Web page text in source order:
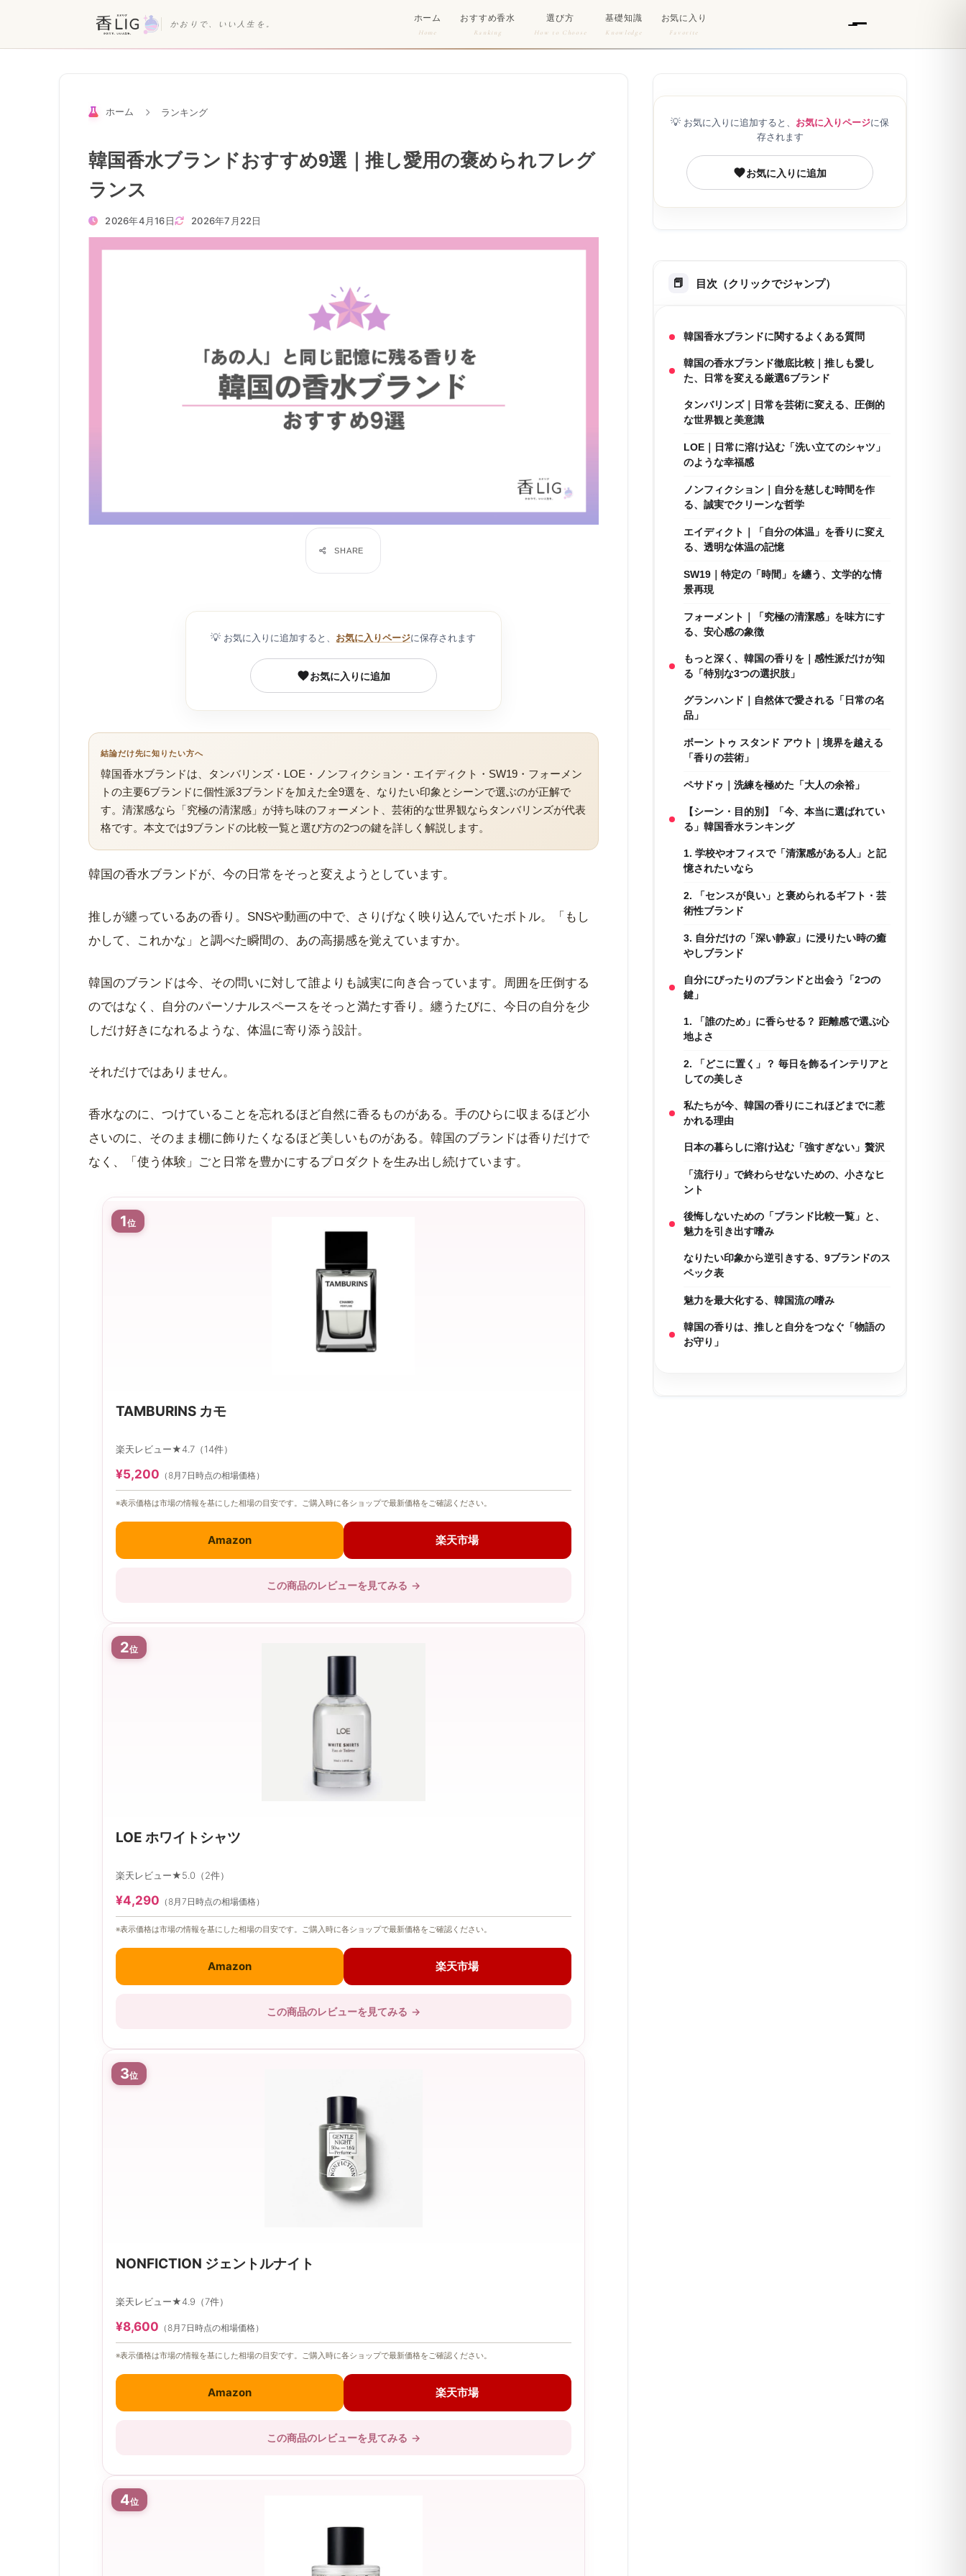
かおりで、いい人生を。
ホーム
Home
おすすめ香水
Ranking
選び方
How to Choose
基礎知識
Knowledge
お気に入り
Favorite
ホーム ランキング
韓国香水ブランドおすすめ9選｜推し愛用の褒められフレグ
ランス
2026年4月16日 2026年7月22日
💡 お気に入りに追加すると、 お気に入りページに保存されます
お気に入りに追加
結論だけ先に知りたい方へ
韓国香水ブランドは、タンバリンズ・LOE・ノンフィクション・エイディクト・SW19・フォーメン
トの主要6ブランドに個性派3ブランドを加えた全9選を、なりたい印象とシーンで選ぶのが正解で
す。清潔感なら「究極の清潔感」が持ち味のフォーメント、芸術的な世界観ならタンバリンズが代表
格です。本文では9ブランドの比較一覧と選び方の2つの鍵を詳しく解説します。
韓国の香水ブランドが、今の日常をそっと変えようとしています。
推しが纏っているあの香り。SNSや動画の中で、さりげなく映り込んでいたボトル。「もし
かして、これかな」と調べた瞬間の、あの高揚感を覚えていますか。
韓国のブランドは今、その問いに対して誰よりも誠実に向き合っています。周囲を圧倒する
のではなく、自分のパーソナルスペースをそっと満たす香り。纏うたびに、今日の自分を少
しだけ好きになれるような、体温に寄り添う設計。
それだけではありません。
香水なのに、つけていることを忘れるほど自然に香るものがある。手のひらに収まるほど小
さいのに、そのまま棚に飾りたくなるほど美しいものがある。韓国のブランドは香りだけで
なく、「使う体験」ごと日常を豊かにするプロダクトを生み出し続けています。
1位
TAMBURINS カモ
楽天レビュー★4.7（14件）
¥5,200 （8月7日時点の相場価格）
※表示価格は市場の情報を基にした相場の目安です。ご購入時に各ショップで最新価格をご確認ください。
Amazon 楽天市場
この商品のレビューを見てみる →
2位
LOE ホワイトシャツ
楽天レビュー★5.0（2件）
¥4,290 （8月7日時点の相場価格）
※表示価格は市場の情報を基にした相場の目安です。ご購入時に各ショップで最新価格をご確認ください。
Amazon 楽天市場
この商品のレビューを見てみる →
3位
NONFICTION ジェントルナイト
楽天レビュー★4.9（7件）
¥8,600 （8月7日時点の相場価格）
※表示価格は市場の情報を基にした相場の目安です。ご購入時に各ショップで最新価格をご確認ください。
Amazon 楽天市場
この商品のレビューを見てみる →
4位
💡 お気に入りに追加すると、 お気に入りページに保
存されます
お気に入りに追加
目次（クリックでジャンプ）
韓国香水ブランドに関するよくある質問
韓国の香水ブランド徹底比較｜推しも愛し
た、日常を変える厳選6ブランド
タンバリンズ｜日常を芸術に変える、圧倒的
な世界観と美意識
LOE｜日常に溶け込む「洗い立てのシャツ」
のような幸福感
ノンフィクション｜自分を慈しむ時間を作
る、誠実でクリーンな哲学
エイディクト｜「自分の体温」を香りに変え
る、透明な体温の記憶
SW19｜特定の「時間」を纏う、文学的な情
景再現
フォーメント｜「究極の清潔感」を味方にす
る、安心感の象徴
もっと深く、韓国の香りを｜感性派だけが知
る「特別な3つの選択肢」
グランハンド｜自然体で愛される「日常の名
品」
ボーン トゥ スタンド アウト｜境界を越える
「香りの芸術」
ペサドゥ｜洗練を極めた「大人の余裕」
【シーン・目的別】「今、本当に選ばれてい
る」韓国香水ランキング
1. 学校やオフィスで「清潔感がある人」と記
憶されたいなら
2. 「センスが良い」と褒められるギフト・芸
術性ブランド
3. 自分だけの「深い静寂」に浸りたい時の癒
やしブランド
自分にぴったりのブランドと出会う「2つの
鍵」
1. 「誰のため」に香らせる？ 距離感で選ぶ心
地よさ
2. 「どこに置く」？ 毎日を飾るインテリアと
しての美しさ
私たちが今、韓国の香りにこれほどまでに惹
かれる理由
日本の暮らしに溶け込む「強すぎない」贅沢
「流行り」で終わらせないための、小さなヒ
ント
後悔しないための「ブランド比較一覧」と、
魅力を引き出す嗜み
なりたい印象から逆引きする、9ブランドのス
ペック表
魅力を最大化する、韓国流の嗜み
韓国の香りは、推しと自分をつなぐ「物語の
お守り」